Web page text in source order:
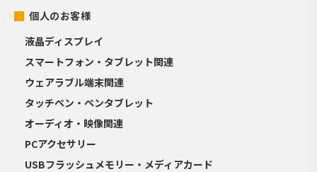
個人のお客様
液晶ディスプレイ
スマートフォン・タブレット関連
ウェアラブル端末関連
タッチペン・ペンタブレット
オーディオ・映像関連
PCアクセサリー
USBフラッシュメモリー・メディアカード